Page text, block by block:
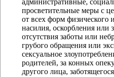
административные,
просветительные меры с
от всех форм физического
насилия, оскорбления или
отсутствия заботы или
грубого обращения или
сексуальное
родителей, за конных
другого лица,